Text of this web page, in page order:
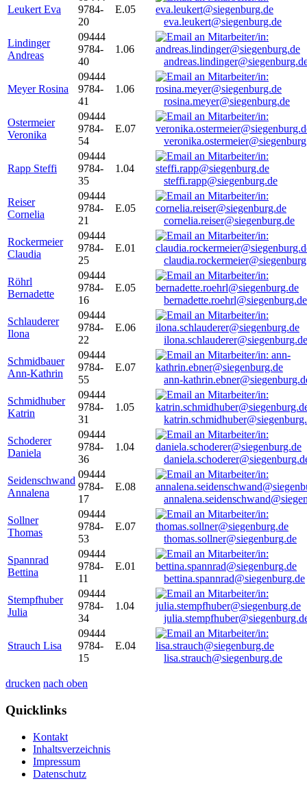
Leukert Eva
9784-
20
E.05
eva.leukert@siegenburg.de
Lindinger
Andreas
09444
9784-
40
1.06
Meyer Rosina
09444
9784-
41
1.06
rosina.meyer@siegenburg.de
Ostermeier
Veronika
09444
9784-
54
E.07
Rapp Steffi
09444
9784-
35
1.04
steffi.rapp@siegenburg.de
Reiser
Cornelia
09444
9784-
21
E.05
cornelia.reiser@siegenburg.de
Rockermeier
Claudia
09444
9784-
25
E.01
Röhrl
Bernadette
09444
9784-
16
E.05
bernadette.roehrl@siegenburg.de
Schlauderer
Ilona
09444
9784-
22
E.06
ilona.schlauderer@siegenburg.de
Schmidbauer
Ann-Kathrin
09444
9784-
55
E.07
ann-
Schmidhuber
Katrin
09444
9784-
31
1.05
Schoderer
Daniela
09444
9784-
36
1.04
Seidenschwand
Annalena
09444
9784-
17
E.08
Sollner
Thomas
09444
9784-
53
E.07
thomas.sollner@siegenburg.de
Spannrad
Bettina
09444
9784-
11
E.01
bettina.spannrad@siegenburg.de
Stempfhuber
Julia
09444
9784-
34
1.04
Strauch Lisa
09444
9784-
15
E.04
lisa.strauch@siegenburg.de
drucken nach oben
Quicklinks
Kontakt
Inhaltsverzeichnis
Impressum
Datenschutz